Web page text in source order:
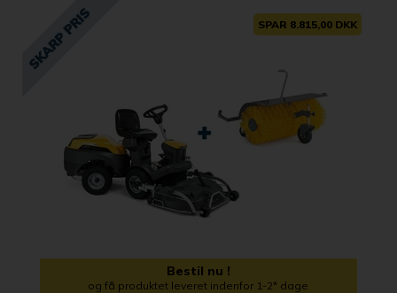
SPAR 8.815,00 DKK
Bestil nu !
og få produktet leveret indenfor 1-2* dage